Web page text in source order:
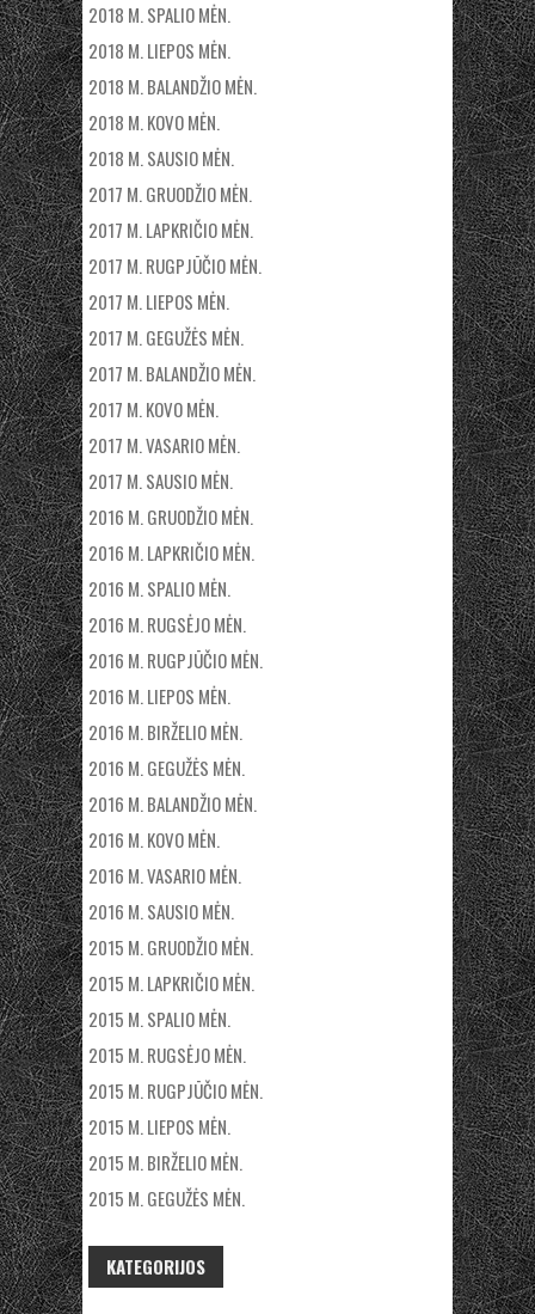
2018 M. SPALIO MĖN.
2018 M. LIEPOS MĖN.
2018 M. BALANDŽIO MĖN.
2018 M. KOVO MĖN.
2018 M. SAUSIO MĖN.
2017 M. GRUODŽIO MĖN.
2017 M. LAPKRIČIO MĖN.
2017 M. RUGPJŪČIO MĖN.
2017 M. LIEPOS MĖN.
2017 M. GEGUŽĖS MĖN.
2017 M. BALANDŽIO MĖN.
2017 M. KOVO MĖN.
2017 M. VASARIO MĖN.
2017 M. SAUSIO MĖN.
2016 M. GRUODŽIO MĖN.
2016 M. LAPKRIČIO MĖN.
2016 M. SPALIO MĖN.
2016 M. RUGSĖJO MĖN.
2016 M. RUGPJŪČIO MĖN.
2016 M. LIEPOS MĖN.
2016 M. BIRŽELIO MĖN.
2016 M. GEGUŽĖS MĖN.
2016 M. BALANDŽIO MĖN.
2016 M. KOVO MĖN.
2016 M. VASARIO MĖN.
2016 M. SAUSIO MĖN.
2015 M. GRUODŽIO MĖN.
2015 M. LAPKRIČIO MĖN.
2015 M. SPALIO MĖN.
2015 M. RUGSĖJO MĖN.
2015 M. RUGPJŪČIO MĖN.
2015 M. LIEPOS MĖN.
2015 M. BIRŽELIO MĖN.
2015 M. GEGUŽĖS MĖN.
KATEGORIJOS